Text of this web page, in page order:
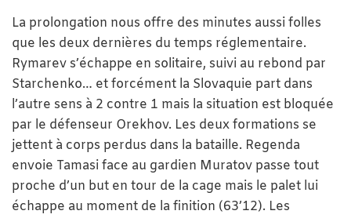
La prolongation nous offre des minutes aussi folles
que les deux dernières du temps réglementaire.
Rymarev s’échappe en solitaire, suivi au rebond par
Starchenko… et forcément la Slovaquie part dans
l’autre sens à 2 contre 1 mais la situation est bloquée
par le défenseur Orekhov. Les deux formations se
jettent à corps perdus dans la bataille. Regenda
envoie Tamasi face au gardien Muratov passe tout
proche d’un but en tour de la cage mais le palet lui
échappe au moment de la finition (63’12). Les